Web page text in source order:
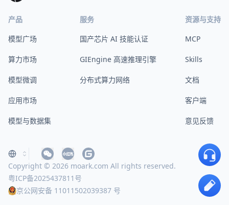
产品
模型广场
算力市场
模型微调
应用市场
模型与数据集
服务
国产芯片 AI 技能认证
GIEngine 高速推理引擎
分布式算力网络
资源与支持
MCP
Skills
文档
客户端
意见反馈
Copyright © 2026 moark.com All rights reserved.
粤ICP备2025437811号
京公网安备 11011502039387 号